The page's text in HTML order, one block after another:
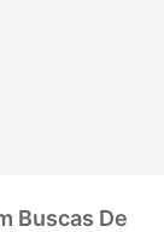
Buscas De